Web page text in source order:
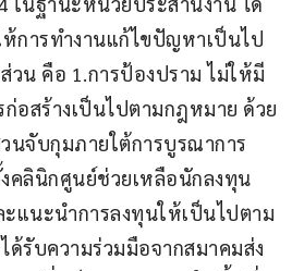
การทำงานแก้ไขปัญหาเป็นไป
วน คือ 1.การป้องปราม ไม่ให้มี
อสร้างเป็นไปตามกฎหมาย ด้วย
นจับกุมภายใต้การบูรณาการ
คลินิกศูนย์ช่วยเหลือนักลงทุน
แนะนำการลงทุนให้เป็นไปตาม
รับความร่วมมือจากสมาคมส่ง